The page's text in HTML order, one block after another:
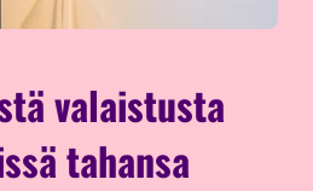
valaistusta
tahansa